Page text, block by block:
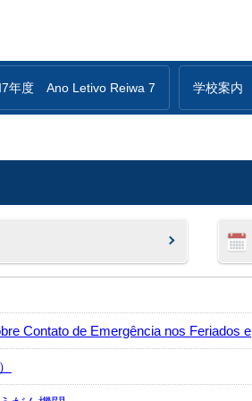
7年度 Ano Letivo Reiwa 7 学校案内
Contato de Emergência nos Feriados e